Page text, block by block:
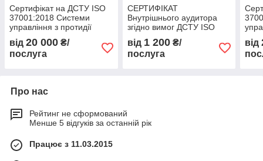
Сертифікат на ДСТУ ISO
37001:2018 Системи
управління з протидії
корупції. Вимоги та
настанови щодо
застосовування
від 20 000 ₴/
послуга
СЕРТИФІКАТ
Внутрішнього аудитора
згідно вимог ДСТУ ISO
19011:2019 та ДСТУ ISO
9001:2018
від 1 200₴/
послуга
від
Про нас
Рейтинг не сформований
Менше 5 відгуків за останній рік
Працює з 11.03.2015